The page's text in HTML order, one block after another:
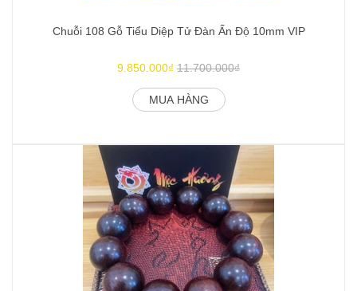
Chuỗi 108 Gỗ Tiểu Diệp Tử Đàn Ấn Độ 10mm VIP
9.850.000₫ 11.700.000₫
MUA HÀNG